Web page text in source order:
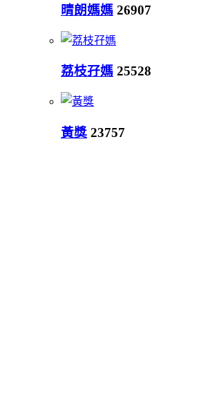
晴朗媽媽 26907
荔枝孖媽 25528
黃獎 23757